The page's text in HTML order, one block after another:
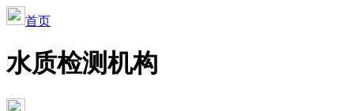
首页
水质检测机构